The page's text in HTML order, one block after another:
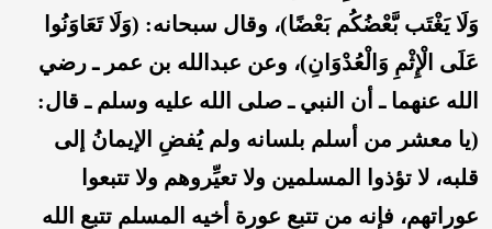
وَلَا يَغْتَب بَّعْضُكُم بَعْضًا)، وقال سبحانه: (وَلَا تَعَاوَنُوا
عَلَى الْإِثْمِ وَالْعُدْوَانِ)، وعن عبدالله بن عمر ـ رضي
الله عنهما ـ أن النبي ـ صلى الله عليه وسلم ـ قال:
(يا معشر من أسلم بلسانه ولم يُفضِ الإيمانُ إلى
قلبه، لا تؤذوا المسلمين ولا تعيِّروهم ولا تتبعوا
عوراتهم، فإنه من تتبع عورة أخيه المسلم تتبع الله